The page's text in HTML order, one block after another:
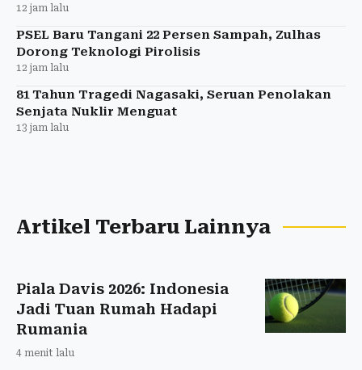
12 jam lalu
PSEL Baru Tangani 22 Persen Sampah, Zulhas
Dorong Teknologi Pirolisis
12 jam lalu
81 Tahun Tragedi Nagasaki, Seruan Penolakan
Senjata Nuklir Menguat
13 jam lalu
Artikel Terbaru Lainnya
Piala Davis 2026: Indonesia
Jadi Tuan Rumah Hadapi
Rumania
4 menit lalu